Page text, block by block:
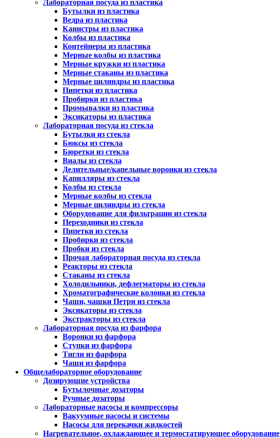
Лабораторная посуда из пластика
Бутылки из пластика
Ведра из пластика
Канистры из пластика
Колбы из пластика
Контейнеры из пластика
Мерные колбы из пластика
Мерные кружки из пластика
Мерные стаканы из пластика
Мерные цилиндры из пластика
Пипетки из пластика
Пробирки из пластика
Промывалки из пластика
Эксикаторы из пластика
Лабораторная посуда из стекла
Бутылки из стекла
Бюксы из стекла
Бюретки из стекла
Виалы из стекла
Делительные/капельные воронки из стекла
Капилляры из стекла
Колбы из стекла
Мерные колбы из стекла
Мерные цилиндры из стекла
Оборудование для фильтрации из стекла
Переходники из стекла
Пипетки из стекла
Пробирки из стекла
Пробки из стекла
Прочая лабораторная посуда из стекла
Реакторы из стекла
Стаканы из стекла
Холодильники, дефлегматоры из стекла
Хроматографические колонки из стекла
Чаши, чашки Петри из стекла
Эксикаторы из стекла
Экстракторы из стекла
Лабораторная посуда из фарфора
Воронки из фарфора
Ступки из фарфора
Тигли из фарфора
Чаши из фарфора
Общелабораторное оборудование
Дозирующие устройства
Бутылочные дозаторы
Ручные дозаторы
Лабораторные насосы и компрессоры
Вакуумные насосы и системы
Насосы для перекачки жидкостей
Нагревательное, охлаждающее и термостатирующее оборудование